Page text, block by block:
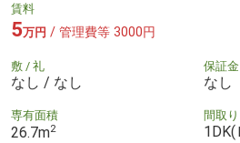
賃料
5万円 / 管理費等 3000円
敷 / 礼
なし / なし
保証金
なし
専有面積
26.7m2
間取り